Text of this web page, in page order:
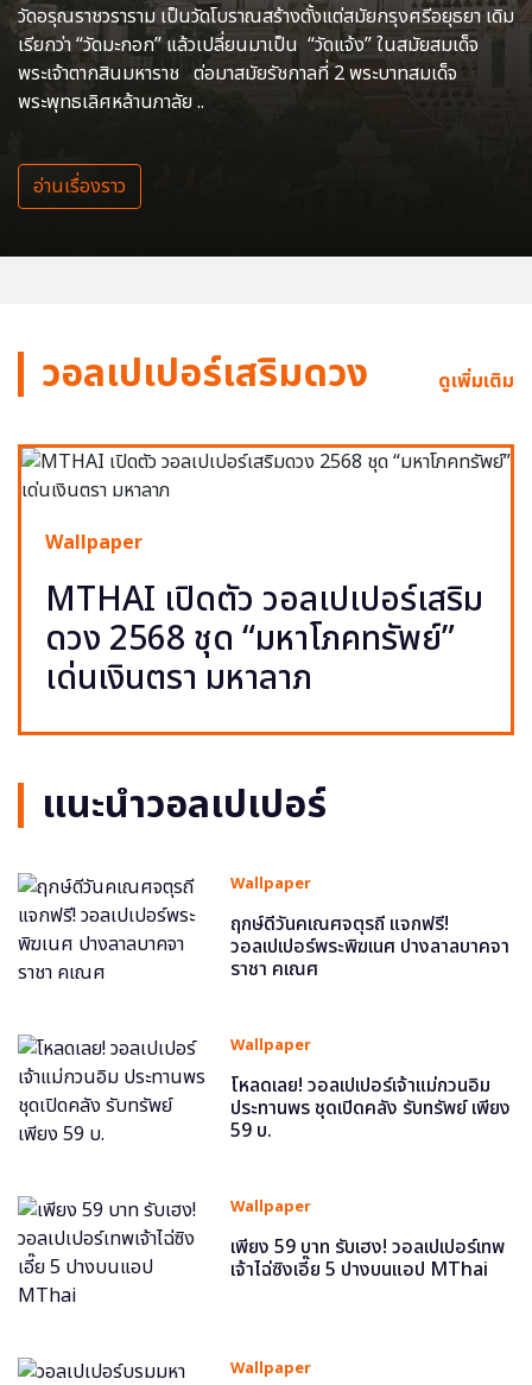
วัดอรุณราชวราราม เป็นวัดโบราณสร้างตั้งแต่สมัยกรุงศรีอยุธยา เดิม
เรียกว่า “วัดมะกอก” แล้วเปลี่ยนมาเป็น “วัดแจ้ง” ในสมัยสมเด็จ
พระเจ้าตากสินมหาราช ต่อมาสมัยรัชกาลที่ 2 พระบาทสมเด็จ
พระพุทธเลิศหล้านภาลัย ..
อ่านเรื่องราว
วอลเปเปอร์เสริมดวง ดูเพิ่มเติม
Wallpaper
MTHAI เปิดตัว วอลเปเปอร์เสริม
ดวง 2568 ชุด “มหาโภคทรัพย์”
เด่นเงินตรา มหาลาภ
แนะนำวอลเปเปอร์
Wallpaper
ฤกษ์ดีวันคเณศจตุรถี แจกฟรี!
วอลเปเปอร์พระพิฆเนศ ปางลาลบาคจา
ราชา คเณศ
Wallpaper
โหลดเลย! วอลเปเปอร์เจ้าแม่กวนอิม
ประทานพร ชุดเปิดคลัง รับทรัพย์ เพียง
59 บ.
Wallpaper
เพียง 59 บาท รับเฮง! วอลเปเปอร์เทพ
เจ้าไฉ่ซิงเอี๊ย 5 ปางบนแอป MThai
Wallpaper